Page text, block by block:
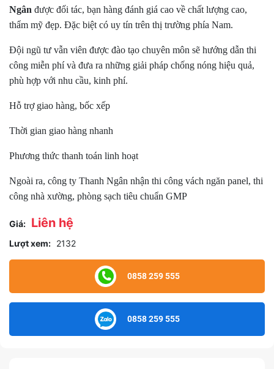
Ngân được đối tác, bạn hàng đánh giá cao về chất lượng cao,
thẩm mỹ đẹp. Đặc biệt có uy tín trên thị trường phía Nam.
Đội ngũ tư vẫn viên được đào tạo chuyên môn sẽ hướng dẫn thi
công miễn phí và đưa ra những giải pháp chống nóng hiệu quả,
phù hợp với nhu cầu, kinh phí.
Hỗ trợ giao hàng, bốc xếp
Thời gian giao hàng nhanh
Phương thức thanh toán linh hoạt
Ngoài ra, công ty Thanh Ngân nhận thi công vách ngăn panel, thi
công nhà xường, phòng sạch tiêu chuẩn GMP
Giá: Liên hệ
Lượt xem: 2132
0858 259 555
0858 259 555